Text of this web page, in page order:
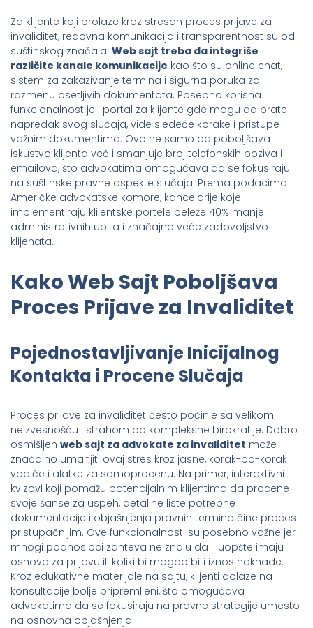
Za klijente koji prolaze kroz stresan proces prijave za
invaliditet, redovna komunikacija i transparentnost su od
suštinskog značaja. Web sajt treba da integriše
različite kanale komunikacije kao što su online chat,
sistem za zakazivanje termina i sigurna poruka za
razmenu osetljivih dokumentata. Posebno korisna
funkcionalnost je i portal za klijente gde mogu da prate
napredak svog slučaja, vide sledeće korake i pristupe
važnim dokumentima. Ovo ne samo da poboljšava
iskustvo klijenta već i smanjuje broj telefonskih poziva i
emailova, što advokatima omogućava da se fokusiraju
na suštinske pravne aspekte slučaja. Prema podacima
Američke advokatske komore, kancelarije koje
implementiraju klijentske portele beleže 40% manje
administrativnih upita i značajno veće zadovoljstvo
klijenata.
Kako Web Sajt Poboljšava
Proces Prijave za Invaliditet
Pojednostavljivanje Inicijalnog
Kontakta i Procene Slučaja
Proces prijave za invaliditet često počinje sa velikom
neizvesnošću i strahom od kompleksne birokratije. Dobro
osmišljen web sajt za advokate za invaliditet može
značajno umanjiti ovaj stres kroz jasne, korak-po-korak
vodiče i alatke za samoprocenu. Na primer, interaktivni
kvizovi koji pomažu potencijalnim klijentima da procene
svoje šanse za uspeh, detaljne liste potrebne
dokumentacije i objašnjenja pravnih termina čine proces
pristupačnijim. Ove funkcionalnosti su posebno važne jer
mnogi podnosioci zahteva ne znaju da li uopšte imaju
osnova za prijavu ili koliki bi mogao biti iznos naknade.
Kroz edukativne materijale na sajtu, klijenti dolaze na
konsultacije bolje pripremljeni, što omogućava
advokatima da se fokusiraju na pravne strategije umesto
na osnovna objašnjenja.